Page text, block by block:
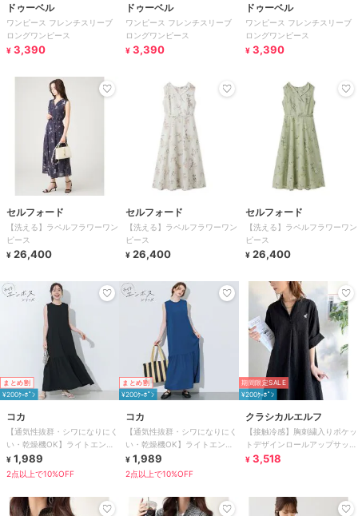
ドゥーベル
ワンピース フレンチスリーブ
ロングワンピース
¥ 3,390
ドゥーベル
ワンピース フレンチスリーブ
ロングワンピース
¥ 3,390
ドゥーベル
ワンピース フレンチスリーブ
ロングワンピース
¥ 3,390
セルフォード
【洗える】ラペルフラワーワン
ピース
¥ 26,400
セルフォード
【洗える】ラペルフラワーワン
ピース
¥ 26,400
セルフォード
【洗える】ラペルフラワーワン
ピース
¥ 26,400
まとめ割
¥200ｸｰﾎﾟﾝ
コカ
【通気性抜群・シワになりにく
い・乾燥機OK】ライトエンボ
スノースリーブティアードワン
ピース 全2色
¥ 1,989
2点以上で10%OFF
まとめ割
¥200ｸｰﾎﾟﾝ
コカ
【通気性抜群・シワになりにく
い・乾燥機OK】ライトエンボ
スノースリーブティアードワン
ピース 全2色
¥ 1,989
2点以上で10%OFF
期間限定SALE
¥200ｸｰﾎﾟﾝ
クラシカルエルフ
【接触冷感】胸刺繍入りポケッ
トデザインロールアップサッカ
ーワンピース（ロング丈）
¥ 3,518